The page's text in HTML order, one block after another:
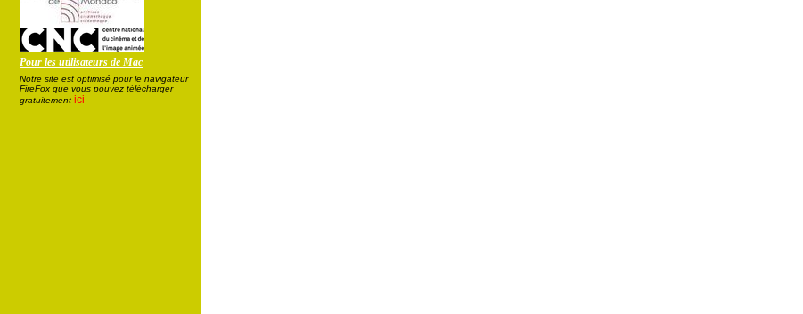
Pour les utilisateurs de Mac
Notre site est optimisé pour le navigateur
FireFox que vous pouvez télécharger
gratuitement ici